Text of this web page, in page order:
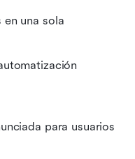
una sola
para usuarios